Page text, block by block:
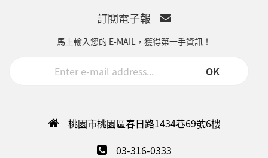
訂閱電子報
馬上輸入您的 E-MAIL，獲得第一手資訊！
OK
桃園市桃園區春日路1434巷69號6樓
03-316-0333